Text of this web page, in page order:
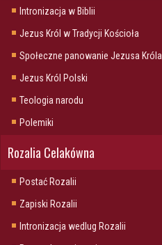
Intronizacja w Biblii
Jezus Król w Tradycji Kościoła
Społeczne panowanie Jezusa Króla
Jezus Król Polski
Teologia narodu
Polemiki
Rozalia Celakówna
Postać Rozalii
Zapiski Rozalii
Intronizacja wedlug Rozalii